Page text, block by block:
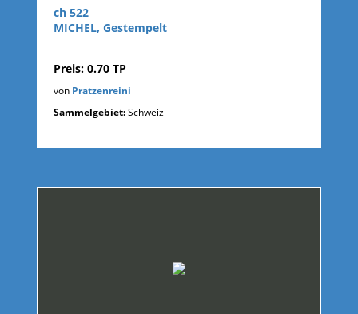
ch 522
MICHEL, Gestempelt
Preis: 0.70 TP
von Pratzenreini
Sammelgebiet:Schweiz